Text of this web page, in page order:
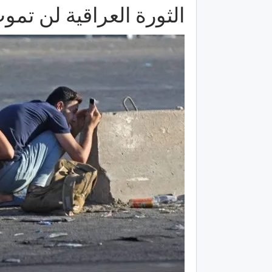
الثورة العراقية لن